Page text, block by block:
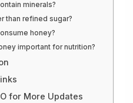
minerals?
than refined sugar?
honey?
important for nutrition?
for More Updates